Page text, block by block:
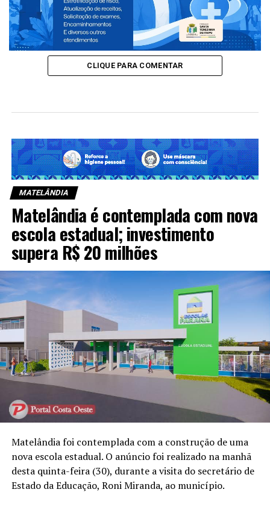
Suspeitos de ataques planejados nas
eleições de 2026 são alvos de operação no
Paraná
CLIQUE PARA COMENTAR
MATELÂNDIA
Matelândia é contemplada com nova
escola estadual; investimento
supera R$ 20 milhões
Matelândia foi contemplada com a construção de uma
nova escola estadual. O anúncio foi realizado na manhã
desta quinta-feira (30), durante a visita do secretário de
Estado da Educação, Roni Miranda, ao município.